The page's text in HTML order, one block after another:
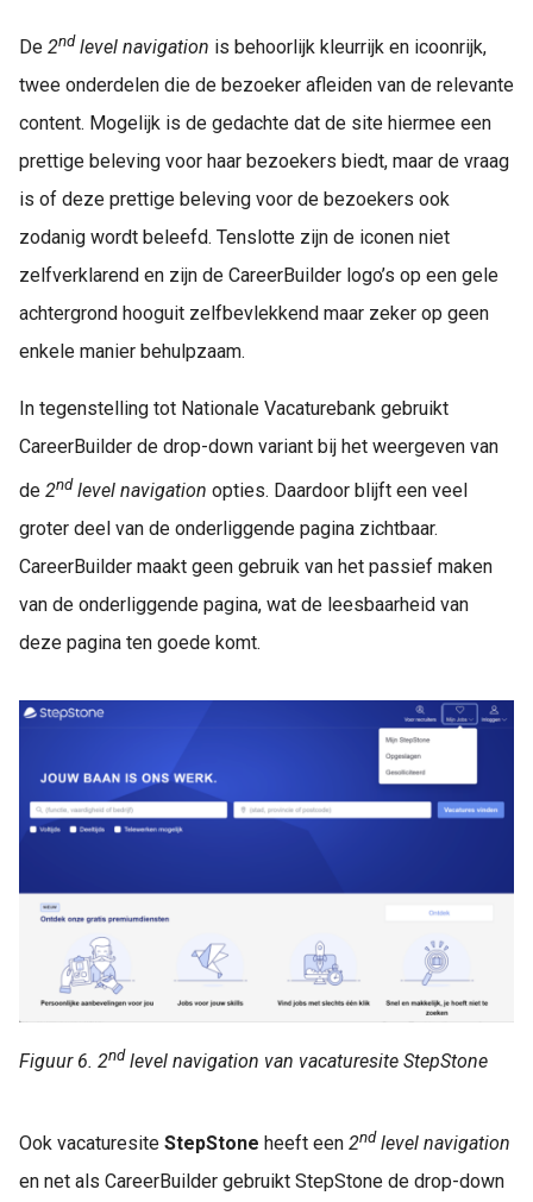
De 2nd level navigation is behoorlijk kleurrijk en icoonrijk,
twee onderdelen die de bezoeker afleiden van de relevante
content. Mogelijk is de gedachte dat de site hiermee een
prettige beleving voor haar bezoekers biedt, maar de vraag
is of deze prettige beleving voor de bezoekers ook
zodanig wordt beleefd. Tenslotte zijn de iconen niet
zelfverklarend en zijn de CareerBuilder logo’s op een gele
achtergrond hooguit zelfbevlekkend maar zeker op geen
enkele manier behulpzaam.
In tegenstelling tot Nationale Vacaturebank gebruikt
CareerBuilder de drop-down variant bij het weergeven van
de 2nd level navigation opties. Daardoor blijft een veel
groter deel van de onderliggende pagina zichtbaar.
CareerBuilder maakt geen gebruik van het passief maken
van de onderliggende pagina, wat de leesbaarheid van
deze pagina ten goede komt.
Figuur 6. 2nd level navigation van vacaturesite StepStone
Ook vacaturesite StepStone heeft een 2nd level navigation
en net als CareerBuilder gebruikt StepStone de drop-down